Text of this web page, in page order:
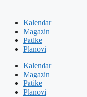
Kalendar
Magazin
Patike
Planovi
Kalendar
Magazin
Patike
Planovi